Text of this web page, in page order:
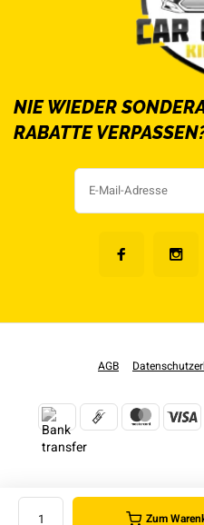
Zum
NIE WIEDER
RABATTE
AGB